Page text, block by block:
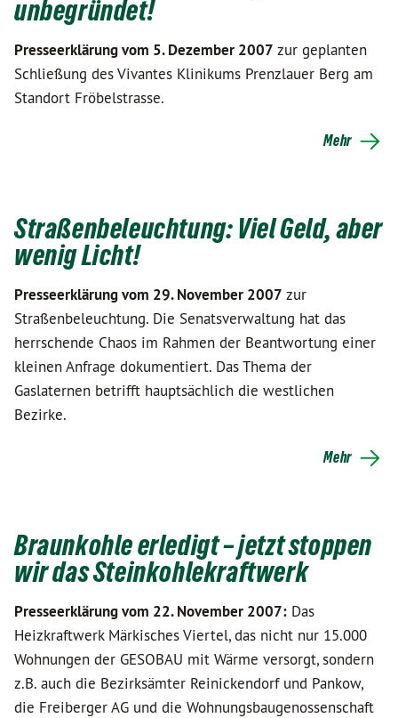
unbegründet!
Presseerklärung vom 5. Dezember 2007 zur geplanten
Schließung des Vivantes Klinikums Prenzlauer Berg am
Standort Fröbelstrasse.
Mehr
Straßenbeleuchtung: Viel Geld, aber
wenig Licht!
Presseerklärung vom 29. November 2007 zur
Straßenbeleuchtung. Die Senatsverwaltung hat das
herrschende Chaos im Rahmen der Beantwortung einer
kleinen Anfrage dokumentiert. Das Thema der
Gaslaternen betrifft hauptsächlich die westlichen
Bezirke.
Mehr
Braunkohle erledigt – jetzt stoppen
wir das Steinkohlekraftwerk
Presseerklärung vom 22. November 2007: Das
Heizkraftwerk Märkisches Viertel, das nicht nur 15.000
Wohnungen der GESOBAU mit Wärme versorgt, sondern
z.B. auch die Bezirksämter Reinickendorf und Pankow,
die Freiberger AG und die Wohnungsbaugenossenschaft